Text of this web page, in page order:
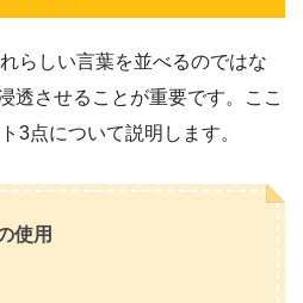
らしい言葉を並べるのではな
透させることが重要です。ここ
3点について説明します。
使用